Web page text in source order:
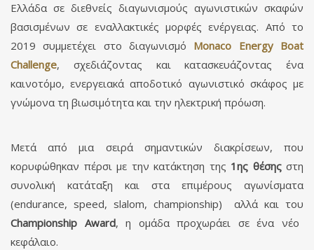
Ελλάδα σε διεθνείς διαγωνισμούς αγωνιστικών σκαφών
βασισμένων σε εναλλακτικές μορφές ενέργειας. Από το
2019 συμμετέχει στο διαγωνισμό Monaco Energy Boat
Challenge, σχεδιάζοντας και κατασκευάζοντας ένα
καινοτόμο, ενεργειακά αποδοτικό αγωνιστικό σκάφος με
γνώμονα τη βιωσιμότητα και την ηλεκτρική πρόωση.
Μετά από μια σειρά σημαντικών διακρίσεων, που
κορυφώθηκαν πέρσι με την κατάκτηση της 1ης θέσης στη
συνολική κατάταξη και στα επιμέρους αγωνίσματα
(endurance, speed, slalom, championship)
αλλά και του
Championship Award, η ομάδα προχωράει σε ένα νέο
κεφάλαιο.